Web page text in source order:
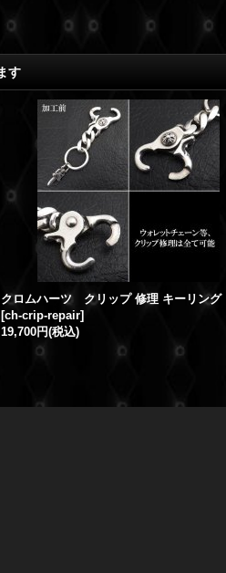
す
[ch-crip-repair]
19,700円(税込)